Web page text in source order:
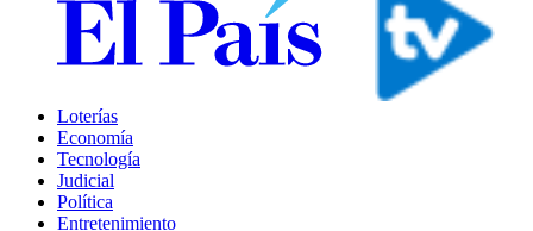
Loterías
Economía
Tecnología
Judicial
Política
Entretenimiento